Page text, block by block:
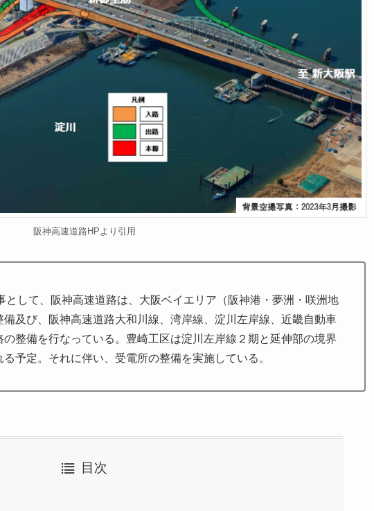
阪神高速道路HPより引用
として、阪神高速道路は、大阪ベイエリア（阪神港・夢洲・咲洲地
及び、阪神高速道路大和川線、湾岸線、淀川左岸線、近畿自動車
整備を行なっている。豊崎工区は淀川左岸線２期と延伸部の境界
予定。それに伴い、受電所の整備を実施している。
目次